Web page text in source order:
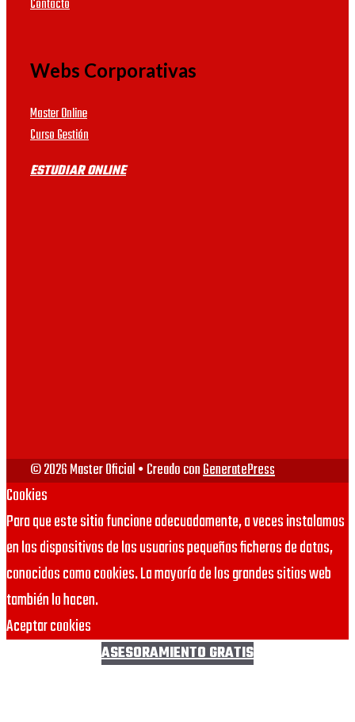
UDIMA
Contacto
Webs Corporativas
Master Online
Curso Gestión
ESTUDIAR ONLINE
© 2026 Master Oficial• Creado conGeneratePress
Cookies
Para que este sitio funcione adecuadamente, a veces instalamos
en los dispositivos de los usuarios pequeños ficheros de datos,
conocidos como cookies. La mayoría de los grandes sitios web
también lo hacen.
Aceptar cookies
ASESORAMIENTO GRATIS